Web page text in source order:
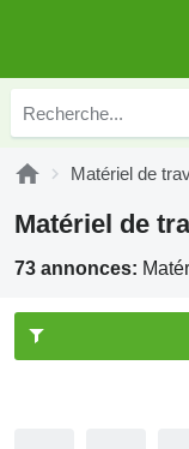
Matériel de
Matériel de
73 annonces: